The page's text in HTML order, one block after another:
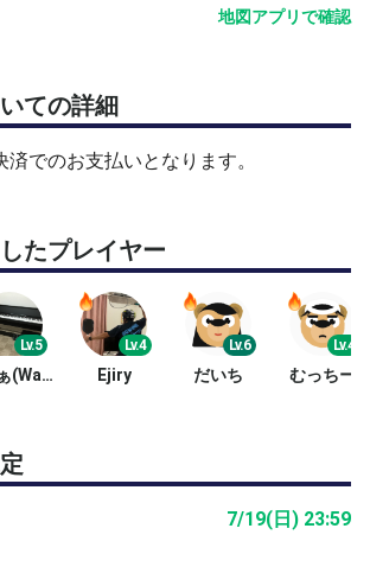
地図アプリで確認
ての詳細
でのお支払いとなります。
たプレイヤー
Lv.5
わたぁ(Watanabe)
Lv.4
Ejiry
Lv.6
だいち
Lv.4
むっちー
7/19(日) 23:59